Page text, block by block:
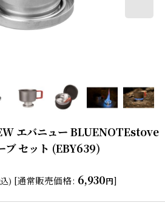
エバニュー BLUENOTEstove
ブ セット (EBY639)
) [通常販売価格: 6,930円]